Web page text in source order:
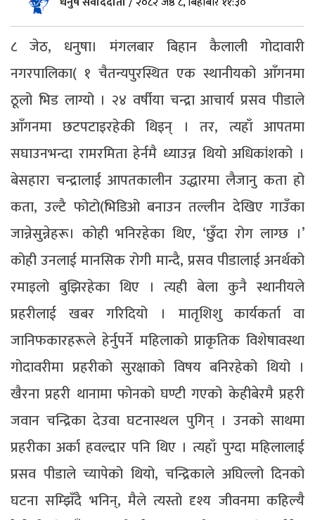
८ जेठ, धनुषा। मंगलबार बिहान कैलाली गोदावारी
नगरपालिका( १ चैतन्यपुरस्थित एक स्थानीयको आँगनमा
ठूलो भिड लाग्यो । २४ वर्षीया चन्द्रा आचार्य प्रसव पीडाले
आँगनमा छटपटाइरहेकी थिइन् । तर, त्यहाँ आपतमा
सघाउनभन्दा रामरमिता हेर्नमै ध्याउन्न थियो अधिकांशको ।
बेसहारा चन्द्रालाई आपतकालीन उद्धारमा लैजानु कता हो
कता, उल्टै फोटो(भिडिओ बनाउन तल्लीन देखिए गाउँका
जान्नेसुन्नेहरू। कोही भनिरहेका थिए, ‘छुँदा रोग लाग्छ ।’
कोही उनलाई मानसिक रोगी मान्दै, प्रसव पीडालाई अनर्थको
रमाइलो बुझिरहेका थिए । त्यही बेला कुनै स्थानीयले
प्रहरीलाई खबर गरिदियो । मातृशिशु कार्यकर्ता वा
जानिफकारहरूले हेर्नुपर्ने महिलाको प्राकृतिक विशेषावस्था
गोदावरीमा प्रहरीको सुरक्षाको विषय बनिरहेको थियो ।
खैरना प्रहरी थानामा फोनको घण्टी गएको केहीबेरमै प्रहरी
जवान चन्द्रिका देउवा घटनास्थल पुगिन् । उनको साथमा
प्रहरीका अर्का हवल्दार पनि थिए । त्यहाँ पुग्दा महिलालाई
प्रसव पीडाले च्यापेको थियो, चन्द्रिकाले अघिल्लो दिनको
घटना सम्झिँदै भनिन्, मैले त्यस्तो दृश्य जीवनमा कहिल्यै